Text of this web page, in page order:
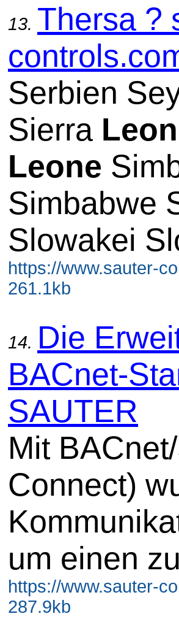
13. Thersa ?
Serbien
Sierra
Leone
Simbabwe
Slowakei
https://www.sauter-
261.1kb
14. Die
BACnet-
SAUTER
Mit
Connect)
um einen
https://www.sauter-
287.9kb